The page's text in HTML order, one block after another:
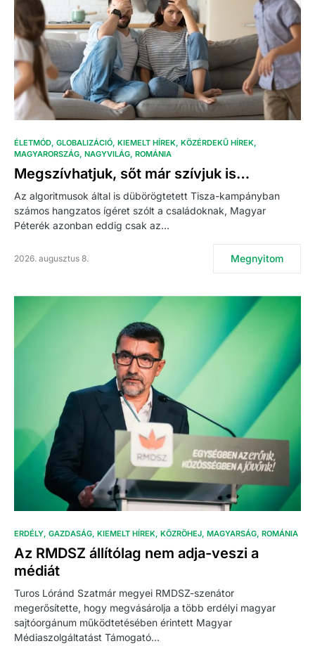
ÉLETMÓD GLOBALIZÁCIÓ KIEMELT HÍREK KÖZÉRDEKŰ HÍREK
MAGYARORSZÁG NAGYVILÁG ROMÁNIA
Megszívhatjuk, sőt már szívjuk is…
Az algoritmusok által is dübörögtetett Tisza-kampányban
számos hangzatos ígéret szólt a családoknak, Magyar
Péterék azonban eddig csak az…
2026. augusztus 8. Megnyitom
ERDÉLY GAZDASÁG KIEMELT HÍREK KÖZRÖHEJ MAGYARSÁG ROMÁNIA
Az RMDSZ állítólag nem adja-veszi a
médiát
Turos Lóránd Szatmár megyei RMDSZ-szenátor
megerősítette, hogy megvásárolja a több erdélyi magyar
sajtóorgánum működtetésében érintett Magyar
Médiaszolgáltatást Támogató…